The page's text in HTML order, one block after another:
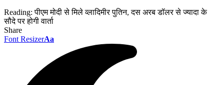
Reading: पीएम मोदी से मिले व्लादिमीर पुतिन, दस अरब डॉलर से ज्यादा के
सौदे पर होगी वार्ता
Share
Font ResizerAa